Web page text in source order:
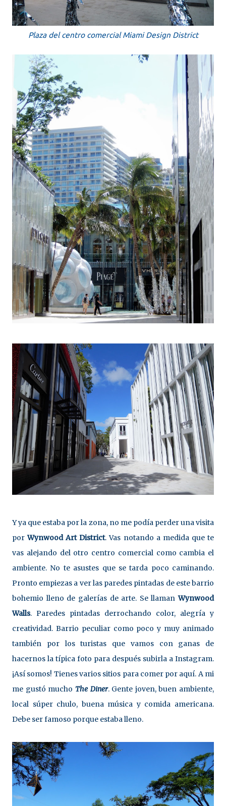
Plaza del centro comercial Miami Design District
Y ya que estaba por la zona, no me podía perder una visita
porWynwood Art District. Vas notando a medida que te
vas alejando del otro centro comercial como cambia el
ambiente. No te asustes que se tarda poco caminando.
Pronto empiezas a ver las paredes pintadas de este barrio
bohemio lleno de galerías de arte. Se llamanWynwood
Walls. Paredes pintadas derrochando color, alegría y
creatividad. Barrio peculiar como poco y muy animado
también por los turistas que vamos con ganas de
hacernos la típica foto para después subirla a Instagram.
¡Así somos! Tienes varios sitios para comer por aquí. A mi
me gustó mucho The Diner. Gente joven, buen ambiente,
local súper chulo, buena música y comida americana.
Debe ser famoso porque estaba lleno.